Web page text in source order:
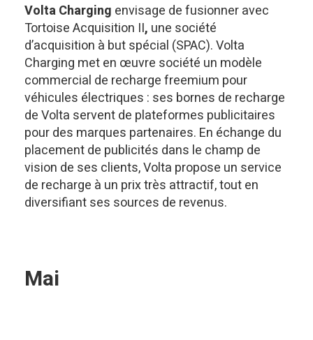
Volta Charging envisage de fusionner avec
Tortoise Acquisition II, une société
d’acquisition à but spécial (SPAC). Volta
Charging met en œuvre société un modèle
commercial de recharge freemium pour
véhicules électriques : ses bornes de recharge
de Volta servent de plateformes publicitaires
pour des marques partenaires. En échange du
placement de publicités dans le champ de
vision de ses clients, Volta propose un service
de recharge à un prix très attractif, tout en
diversifiant ses sources de revenus.
Mai